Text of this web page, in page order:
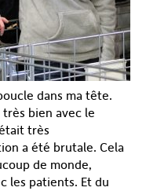
dans ma tête.
très bien avec le
très
a été brutale. Cela
de monde,
les patients. Et du